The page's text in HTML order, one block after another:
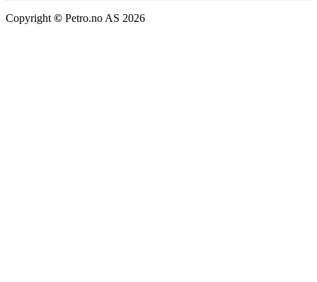
Copyright © Petro.no AS 2026